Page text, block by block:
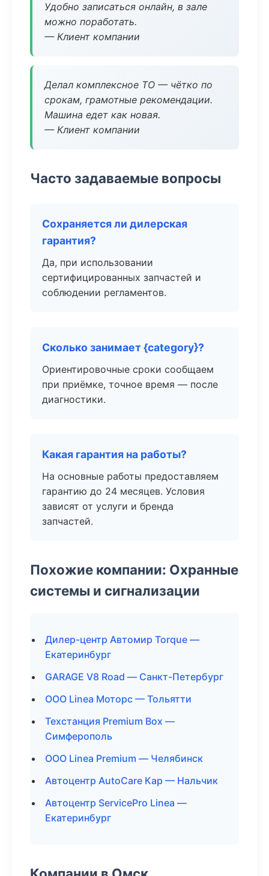
Удобно записаться онлайн, в зале
можно поработать.
— Клиент компании
Делал комплексное ТО — чётко по
срокам, грамотные рекомендации.
Машина едет как новая.
— Клиент компании
Часто задаваемые вопросы
Сохраняется ли дилерская
гарантия?
Да, при использовании
сертифицированных запчастей и
соблюдении регламентов.
Сколько занимает {category}?
Ориентировочные сроки сообщаем
при приёмке, точное время — после
диагностики.
Какая гарантия на работы?
На основные работы предоставляем
гарантию до 24 месяцев. Условия
зависят от услуги и бренда
запчастей.
Похожие компании: Охранные
системы и сигнализации
Дилер-центр Автомир Torque —
Екатеринбург
GARAGE V8 Road — Санкт-Петербург
ООО Linea Моторс — Тольятти
Техстанция Premium Box —
Симферополь
ООО Linea Premium — Челябинск
Автоцентр AutoCare Кар — Нальчик
Автоцентр ServicePro Linea —
Екатеринбург